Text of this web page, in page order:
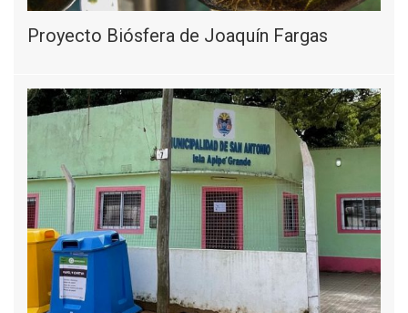
Proyecto Biósfera de Joaquín Fargas